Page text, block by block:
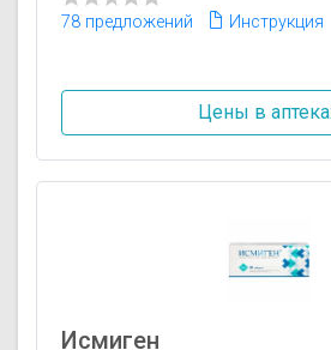
78 предложений Инструкция
Цены в
Исмиген